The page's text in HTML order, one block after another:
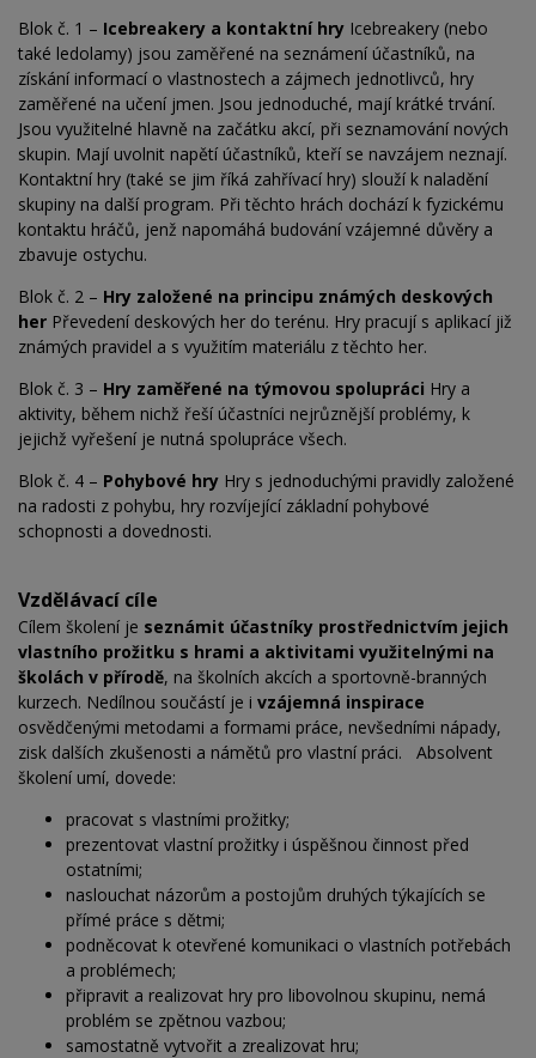
Blok č. 1 – Icebreakery a kontaktní hry Icebreakery (nebo
také ledolamy) jsou zaměřené na seznámení účastníků, na
získání informací o vlastnostech a zájmech jednotlivců, hry
zaměřené na učení jmen. Jsou jednoduché, mají krátké trvání.
Jsou využitelné hlavně na začátku akcí, při seznamování nových
skupin. Mají uvolnit napětí účastníků, kteří se navzájem neznají.
Kontaktní hry (také se jim říká zahřívací hry) slouží k naladění
skupiny na další program. Při těchto hrách dochází k fyzickému
kontaktu hráčů, jenž napomáhá budování vzájemné důvěry a
zbavuje ostychu.
Blok č. 2 – Hry založené na principu známých deskových
her Převedení deskových her do terénu. Hry pracují s aplikací již
známých pravidel a s využitím materiálu z těchto her.
Blok č. 3 – Hry zaměřené na týmovou spolupráci Hry a
aktivity, během nichž řeší účastníci nejrůznější problémy, k
jejichž vyřešení je nutná spolupráce všech.
Blok č. 4 – Pohybové hry Hry s jednoduchými pravidly založené
na radosti z pohybu, hry rozvíjející základní pohybové
schopnosti a dovednosti.
Vzdělávací cíle
Cílem školení je seznámit účastníky prostřednictvím jejich
vlastního prožitku s hrami a aktivitami využitelnými na
školách v přírodě, na školních akcích a sportovně-branných
kurzech. Nedílnou součástí je i vzájemná inspirace
osvědčenými metodami a formami práce, nevšedními nápady,
zisk dalších zkušenosti a námětů pro vlastní práci. Absolvent
školení umí, dovede:
pracovat s vlastními prožitky;
prezentovat vlastní prožitky i úspěšnou činnost před
ostatními;
naslouchat názorům a postojům druhých týkajících se
přímé práce s dětmi;
podněcovat k otevřené komunikaci o vlastních potřebách
a problémech;
připravit a realizovat hry pro libovolnou skupinu, nemá
problém se zpětnou vazbou;
samostatně vytvořit a zrealizovat hru;